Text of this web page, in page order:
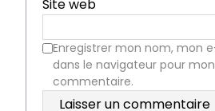
Site web
Enregistrer mon nom, mon
dans le navigateur pour
commentaire.